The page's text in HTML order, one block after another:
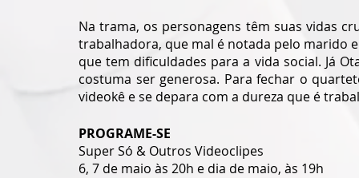
Na trama, os personagens têm suas vidas
trabalhadora, que mal é notada pelo marido
que tem dificuldades para a vida social. Já
costuma ser generosa. Para fechar o
videokê e se depara com a dureza que é
PROGRAME-SE
Super Só & Outros Videoclipes
6, 7 de maio às 20h e dia de maio, às 19h